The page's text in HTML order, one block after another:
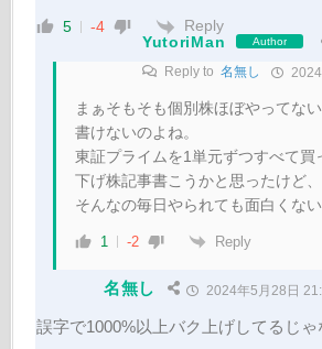
5 -4
Reply
YutoriMan
Author
Reply to 名無し
まぁそもそも個別株ほぼやってな
書けないのよね。
東証プライムを1単元ずつすべて買
下げ株記事書こうかと思ったけど、
そんなの毎日やられても面白くない
1 -2 Reply
名無し 2024年5月28日
誤字で1000%以上バク上げしてるじゃ